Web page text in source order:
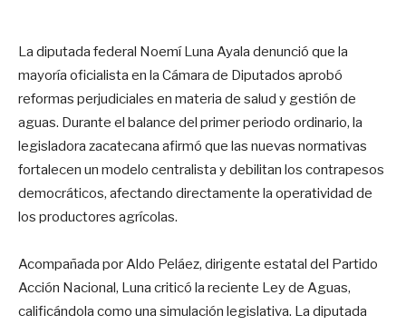
La diputada federal Noemí Luna Ayala denunció que la
mayoría oficialista en la Cámara de Diputados aprobó
reformas perjudiciales en materia de salud y gestión de
aguas. Durante el balance del primer periodo ordinario, la
legisladora zacatecana afirmó que las nuevas normativas
fortalecen un modelo centralista y debilitan los contrapesos
democráticos, afectando directamente la operatividad de
los productores agrícolas.
Acompañada por Aldo Peláez, dirigente estatal del Partido
Acción Nacional, Luna criticó la reciente Ley de Aguas,
calificándola como una simulación legislativa. La diputada